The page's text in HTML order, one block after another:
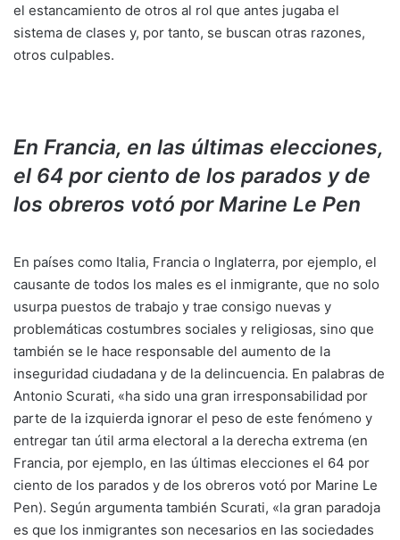
el estancamiento de otros al rol que antes jugaba el
sistema de clases y, por tanto, se buscan otras razones,
otros culpables.
En Francia, en las últimas elecciones,
el 64 por ciento de los parados y de
los obreros votó por Marine Le Pen
En países como Italia, Francia o Inglaterra, por ejemplo, el
causante de todos los males es el inmigrante, que no solo
usurpa puestos de trabajo y trae consigo nuevas y
problemáticas costumbres sociales y religiosas, sino que
también se le hace responsable del aumento de la
inseguridad ciudadana y de la delincuencia. En palabras de
Antonio Scurati, «ha sido una gran irresponsabilidad por
parte de la izquierda ignorar el peso de este fenómeno y
entregar tan útil arma electoral a la derecha extrema (en
Francia, por ejemplo, en las últimas elecciones el 64 por
ciento de los parados y de los obreros votó por Marine Le
Pen). Según argumenta también Scurati, «la gran paradoja
es que los inmigrantes son necesarios en las sociedades